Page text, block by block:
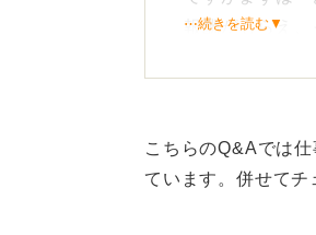
報酬がもらえ
り」でしょう
つしかないけ
⋯続きを読む▼
こちらのQ&Aでは
ています。併せてチ